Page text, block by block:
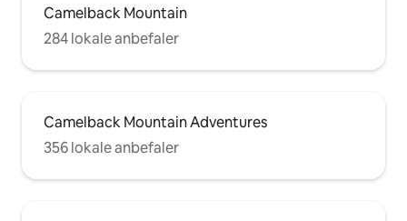
Camelback Mountain
284 lokale anbefaler
Camelback Mountain Adventures
356 lokale anbefaler